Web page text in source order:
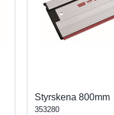
Styrskena 800mm
353280